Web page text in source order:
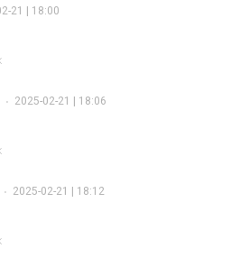
21 | 18:00
• 2025-02-21 | 18:06
• 2025-02-21 | 18:12